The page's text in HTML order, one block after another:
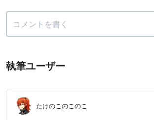
執筆ユーザー
たけのこのこのこ